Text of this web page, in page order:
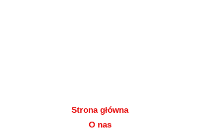
Strona główna
O nas